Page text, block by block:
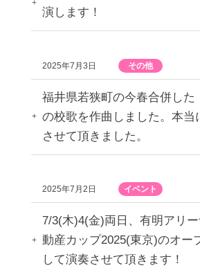
演します！
2025年7月3日 その他
福井県若狭町の今春合併した
の校歌を作曲しました。本当
させて頂きました。
2025年7月2日 イベント
7/3(木)4(金)両日、有明アリ
動産カップ2025(東京)のオー
して演奏させて頂きます！